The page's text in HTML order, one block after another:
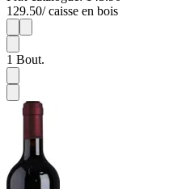
129.50/ caisse en bois
1
1 Bout.